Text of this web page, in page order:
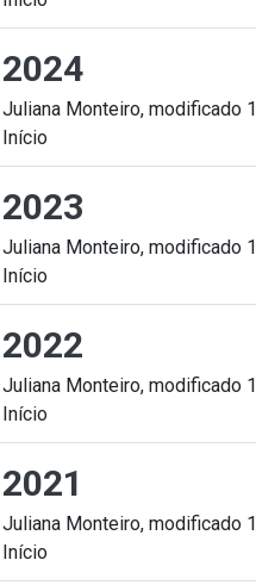
2024
Juliana Monteiro, modificado
Início
2023
Juliana Monteiro, modificado
Início
2022
Juliana Monteiro, modificado
Início
2021
Juliana Monteiro, modificado
Início